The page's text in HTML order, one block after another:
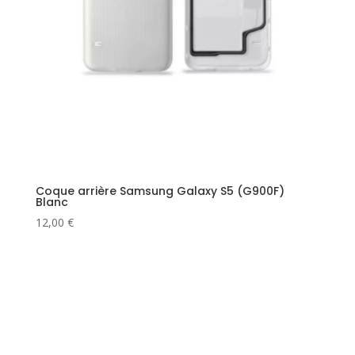
Coque arrière Samsung Galaxy S5 (G900F)
Blanc
12,00 €